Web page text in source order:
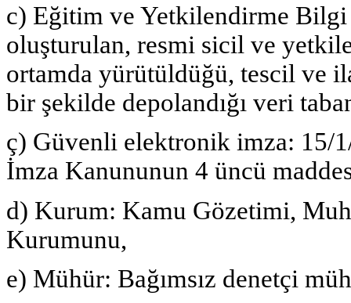
c) Eğitim ve Yetkilendirme
oluşturulan, resmi sicil ve
ortamda yürütüldüğü, tescil ve
bir şekilde depolandığı veri
ç) Güvenli elektronik imza: 15/
İmza Kanununun 4 üncü
d) Kurum: Kamu Gözetimi,
Kurumunu,
e) Mühür: Bağımsız denetçi